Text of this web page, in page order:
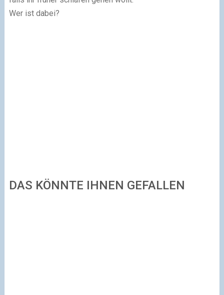
Wer ist dabei?
DAS KÖNNTE IHNEN GEFALLEN